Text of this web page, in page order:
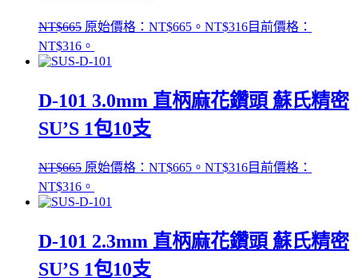
NT$665 原始價格：NT$665。 NT$316目前價格：
NT$316。
D-101 3.0mm 直柄麻花鑽頭 蘇氏精密
SU’S 1包10支
NT$665 原始價格：NT$665。 NT$316目前價格：
NT$316。
D-101 2.3mm 直柄麻花鑽頭 蘇氏精密
SU’S 1包10支